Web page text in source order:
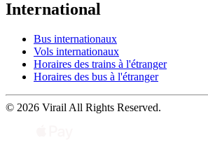
International
Bus internationaux
Vols internationaux
Horaires des trains à l'étranger
Horaires des bus à l'étranger
© 2026 Virail All Rights Reserved.